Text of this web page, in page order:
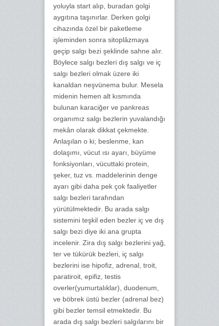
yoluyla start alıp, buradan golgi
aygıtına taşınırlar. Derken golgi
cihazında özel bir paketleme
işleminden sonra sitoplâzmaya
geçip salgı bezi şeklinde sahne alır.
Böylece salgı bezleri dış salgı ve iç
salgı bezleri olmak üzere iki
kanaldan neşvünema bulur. Mesela
midenin hemen alt kısmında
bulunan karaciğer ve pankreas
organımız salgı bezlerin yuvalandığı
mekân olarak dikkat çekmekte.
Anlaşılan o ki; beslenme, kan
dolaşımı, vücut ısı ayarı, büyüme
fonksiyonları, vücuttaki protein,
şeker, tuz vs. maddelerinin denge
ayarı gibi daha pek çok faaliyetler
salgı bezleri tarafından
yürütülmektedir. Bu arada salgı
sistemini teşkil eden bezler iç ve dış
salgı bezi diye iki ana grupta
incelenir. Zira dış salgı bezlerini yağ,
ter ve tükürük bezleri, iç salgı
bezlerini ise hipofiz, adrenal, troit,
paratiroit, epifiz, testis
overler(yumurtalıklar), duodenum,
ve böbrek üstü bezler (adrenal bez)
gibi bezler temsil etmektedir. Bu
arada dış salgı bezleri salgılarını bir